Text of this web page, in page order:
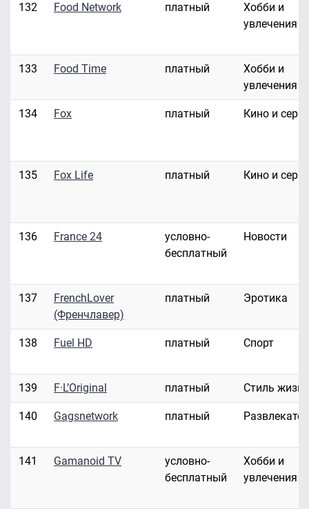
132 Food Network платный
Хобби и
увлечения
133 Food Time платный
Хобби и
увлечения
134 Fox платный Кино и
135 Fox Life платный Кино и
136 France 24
условно-
бесплатный
Новости
137
FrenchLover
(Френчлавер)
платный Эротика
138 Fuel HD платный Спорт
139 F·L’Original платный Стиль жизни
140 Gagsnetwork платный
141 Gamanoid TV
условно-
бесплатный
Хобби и
увлечения